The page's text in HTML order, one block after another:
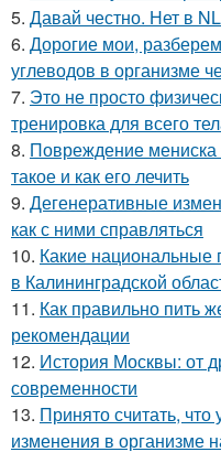
5. Давай честно. Нет в
6. Дорогие мои,
углеводов в организме
7. Это не просто
тренировка для всего
8. Повреждение мениска
такое и как его лечить
9. Дегенеративные
как с ними справляться
10. Какие национальные
в Калининградской
11. Как правильно пить
рекомендации
12. История Москвы: от
современности
13. Принято считать,
изменения в организме